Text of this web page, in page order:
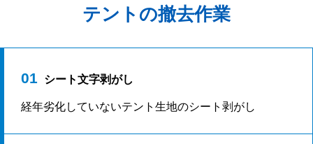
テントの撤去作業
01 シート文字剥がし
経年劣化していないテント生地のシート剥がし